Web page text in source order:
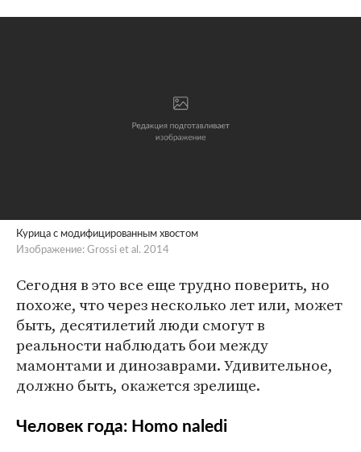
Курица с модифицированным хвостом
Изображение: Grossi et al. 2014
Сегодня в это все еще трудно поверить, но
похоже, что через несколько лет или, может
быть, десятилетий люди смогут в
реальности наблюдать бои между
мамонтами и динозаврами. Удивительное,
должно быть, окажется зрелище.
Человек года: Homo naledi